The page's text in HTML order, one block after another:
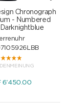
Chronograph
- Numbered
6'450.00